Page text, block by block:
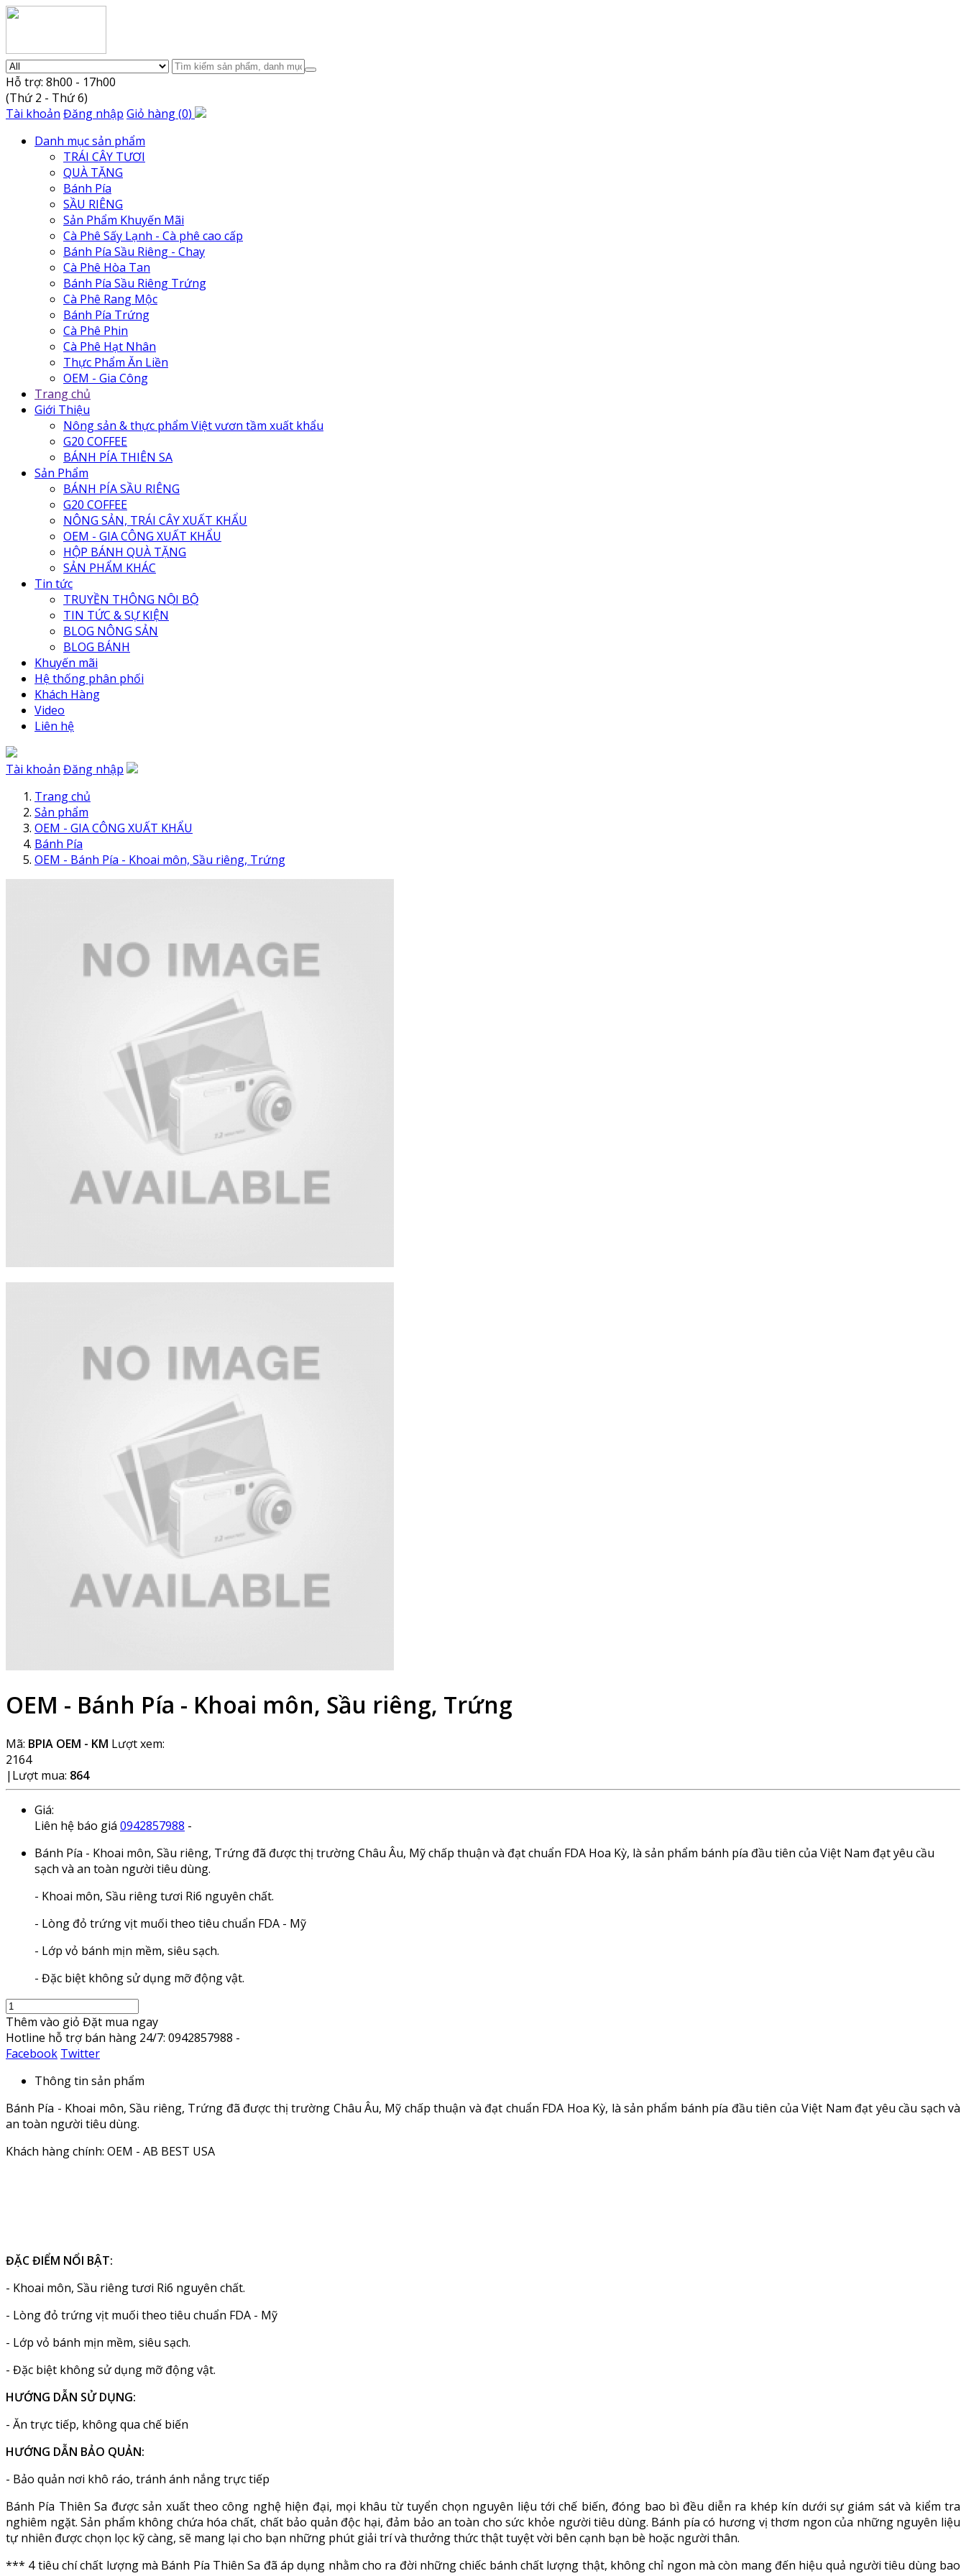
Hỗ trợ: 8h00 - 17h00
(Thứ 2 - Thứ 6)
Tài khoản Đăng nhập Giỏ hàng(0)
Danh mục sản phẩm
TRÁI CÂY TƯƠI
QUÀ TẶNG
Bánh Pía
SẦU RIÊNG
Sản Phẩm Khuyến Mãi
Cà Phê Sấy Lạnh - Cà phê cao cấp
Bánh Pía Sầu Riêng - Chay
Cà Phê Hòa Tan
Bánh Pía Sầu Riêng Trứng
Cà Phê Rang Mộc
Bánh Pía Trứng
Cà Phê Phin
Cà Phê Hạt Nhân
Thực Phẩm Ăn Liền
OEM - Gia Công
Trang chủ
Giới Thiệu
Nông sản & thực phẩm Việt vươn tầm xuất khẩu
G20 COFFEE
BÁNH PÍA THIÊN SA
Sản Phẩm
BÁNH PÍA SẦU RIÊNG
G20 COFFEE
NÔNG SẢN, TRÁI CÂY XUẤT KHẨU
OEM - GIA CÔNG XUẤT KHẨU
HỘP BÁNH QUÀ TẶNG
SẢN PHẨM KHÁC
Tin tức
TRUYỀN THÔNG NỘI BỘ
TIN TỨC & SỰ KIỆN
BLOG NÔNG SẢN
BLOG BÁNH
Khuyến mãi
Hệ thống phân phối
Khách Hàng
Video
Liên hệ
Tài khoản Đăng nhập
Trang chủ
Sản phẩm
OEM - GIA CÔNG XUẤT KHẨU
Bánh Pía
OEM - Bánh Pía - Khoai môn, Sầu riêng, Trứng
OEM - Bánh Pía - Khoai môn, Sầu riêng, Trứng
Mã: BPIA OEM - KM Lượt xem:
2164
| Lượt mua: 864
Giá:
Liên hệ báo giá 0942857988 -
Bánh Pía - Khoai môn, Sầu riêng, Trứng đã được thị trường Châu Âu, Mỹ chấp thuận và đạt chuẩn FDA Hoa Kỳ, là sản phẩm bánh pía đầu tiên của Việt Nam đạt yêu cầu
sạch và an toàn người tiêu dùng.
- Khoai môn, Sầu riêng tươi Ri6 nguyên chất.
- Lòng đỏ trứng vịt muối theo tiêu chuẩn FDA - Mỹ
- Lớp vỏ bánh mịn mềm, siêu sạch.
- Đặc biệt không sử dụng mỡ động vật.
Thêm vào giỏ Đặt mua ngay
Hotline hỗ trợ bán hàng 24/7: 0942857988 -
Facebook Twitter
Thông tin sản phẩm
Bánh Pía - Khoai môn, Sầu riêng, Trứng đã được thị trường Châu Âu, Mỹ chấp thuận và đạt chuẩn FDA Hoa Kỳ, là sản phẩm bánh pía đầu tiên của Việt Nam đạt yêu cầu sạch và
an toàn người tiêu dùng.
Khách hàng chính: OEM - AB BEST USA
ĐẶC ĐIỂM NỔI BẬT:
- Khoai môn, Sầu riêng tươi Ri6 nguyên chất.
- Lòng đỏ trứng vịt muối theo tiêu chuẩn FDA - Mỹ
- Lớp vỏ bánh mịn mềm, siêu sạch.
- Đặc biệt không sử dụng mỡ động vật.
HƯỚNG DẪN SỬ DỤNG:
- Ăn trực tiếp, không qua chế biến
HƯỚNG DẪN BẢO QUẢN:
- Bảo quản nơi khô ráo, tránh ánh nắng trực tiếp
Bánh Pía Thiên Sa​ được sản xuất theo công nghệ hiện đại, mọi khâu từ tuyển chọn nguyên liệu tới chế biến, đóng bao bì đều diễn ra khép kín dưới sự giám sát và kiểm tra
nghiêm ngặt. Sản phẩm không chứa hóa chất, chất bảo quản độc hại, đảm bảo an toàn cho sức khỏe người tiêu dùng. Bánh pía có hương vị thơm ngon của những nguyên liệu
tự nhiên được chọn lọc kỹ càng, sẽ mang lại cho bạn những phút giải trí và thưởng thức thật tuyệt vời bên cạnh bạn bè hoặc người thân.
*** 4 tiêu chí chất lượng mà Bánh Pía Thiên Sa đã áp dụng nhằm cho ra đời những chiếc bánh chất lượng thật, không chỉ ngon mà còn mang đến hiệu quả người tiêu dùng bao